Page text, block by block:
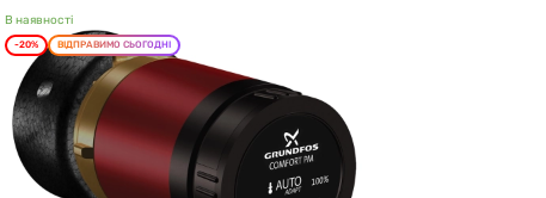
В наявності
-20% ВІДПРАВИМО СЬОГОДНІ